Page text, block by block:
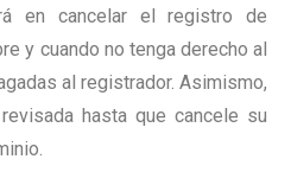
en cancelar el registro de
y cuando no tenga derecho al
al registrador. Asimismo,
hasta que cancele su